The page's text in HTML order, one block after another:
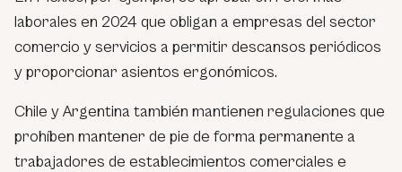
laborales en 2024 que obligan a empresas del sector
comercio y servicios a permitir descansos periódicos
y proporcionar asientos ergonómicos.
Chile y Argentina también mantienen regulaciones que
prohíben mantener de pie de forma permanente a
trabajadores de establecimientos comerciales e